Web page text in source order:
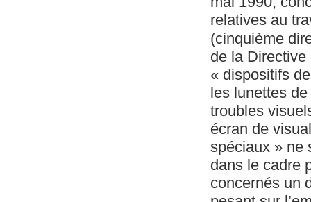
relatives au
(cinquième
de la
« dispositifs
les lunettes
troubles
écran de
spéciaux » ne
dans le cadre
concernés un